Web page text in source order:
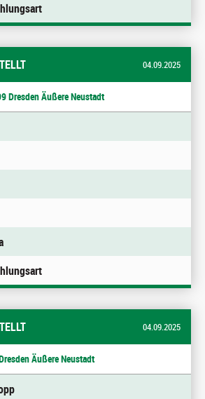
04.09.2025
Dresden Äußere Neustadt
04.09.2025
Äußere Neustadt